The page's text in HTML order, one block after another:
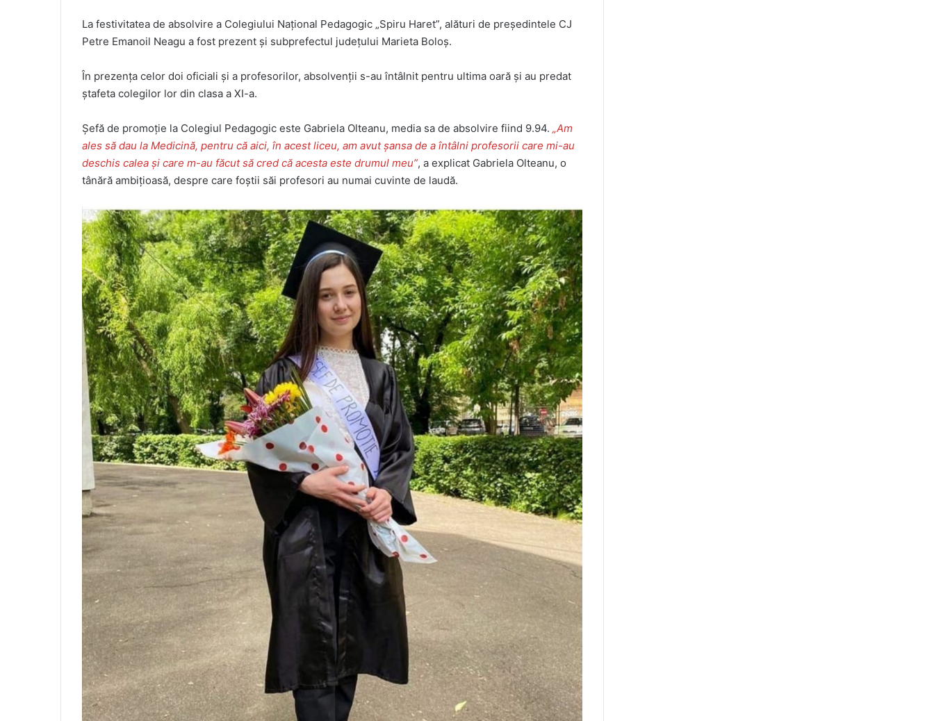
La festivitatea de absolvire a Colegiului Național Pedagogic „Spiru Haret”, alături de președintele CJ
Petre Emanoil Neagu a fost prezent și subprefectul județului Marieta Boloș.
În prezența celor doi oficiali și a profesorilor, absolvenții s-au întâlnit pentru ultima oară și au predat
ștafeta colegilor lor din clasa a XI-a.
Șefă de promoție la Colegiul Pedagogic este Gabriela Olteanu, media sa de absolvire fiind 9.94. „Am
ales să dau la Medicină, pentru că aici, în acest liceu, am avut șansa de a întâlni profesorii care mi-au
deschis calea și care m-au făcut să cred că acesta este drumul meu”, a explicat Gabriela Olteanu, o
tânără ambițioasă, despre care foștii săi profesori au numai cuvinte de laudă.